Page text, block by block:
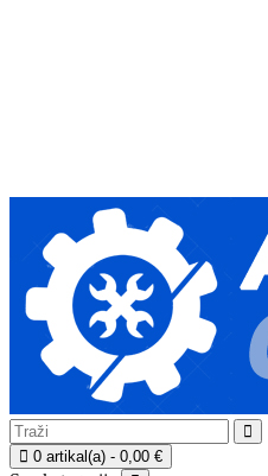
0 artikal(a) - 0,00 €